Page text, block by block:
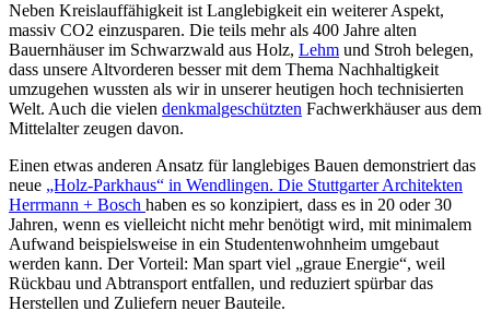
Neben Kreislauffähigkeit ist Langlebigkeit ein weiterer Aspekt,
massiv CO2 einzusparen. Die teils mehr als 400 Jahre alten
Bauernhäuser im Schwarzwald aus Holz, Lehm und Stroh belegen,
dass unsere Altvorderen besser mit dem Thema Nachhaltigkeit
umzugehen wussten als wir in unserer heutigen hoch technisierten
Welt. Auch die vielen denkmalgeschützten Fachwerkhäuser aus dem
Mittelalter zeugen davon.
Einen etwas anderen Ansatz für langlebiges Bauen demonstriert das
neue „Holz-Parkhaus“ in Wendlingen. Die Stuttgarter Architekten
Herrmann + Bosch haben es so konzipiert, dass es in 20 oder 30
Jahren, wenn es vielleicht nicht mehr benötigt wird, mit minimalem
Aufwand beispielsweise in ein Studentenwohnheim umgebaut
werden kann. Der Vorteil: Man spart viel „graue Energie“, weil
Rückbau und Abtransport entfallen, und reduziert spürbar das
Herstellen und Zuliefern neuer Bauteile.